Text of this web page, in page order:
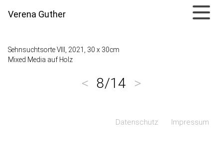
Verena Guther
Sehnsuchtsorte VIII, 2021, 30 x 30cm
Mixed Media auf Holz
< 8/14 >
Datenschutz Impressum